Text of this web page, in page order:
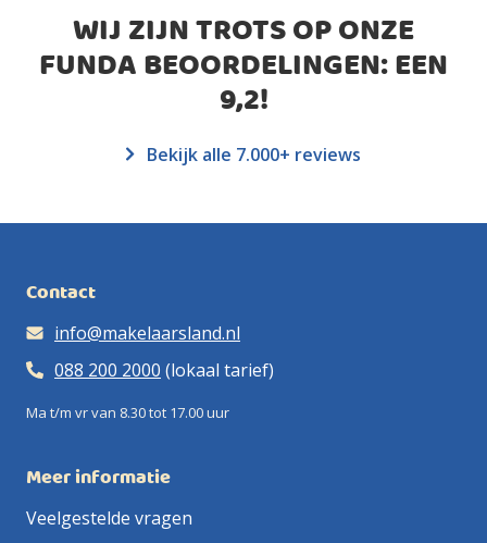
WIJ ZIJN TROTS OP ONZE
FUNDA BEOORDELINGEN: EEN
9,2!
Bekijk alle 7.000+ reviews
Contact
info@makelaarsland.nl
088 200 2000 (lokaal tarief)
Ma t/m vr van 8.30 tot 17.00 uur
Meer informatie
Veelgestelde vragen